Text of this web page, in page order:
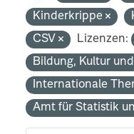
Kinderkrippe
CSV
Lizenzen:
Bildung, Kultur
Internationale
Amt für Statistik